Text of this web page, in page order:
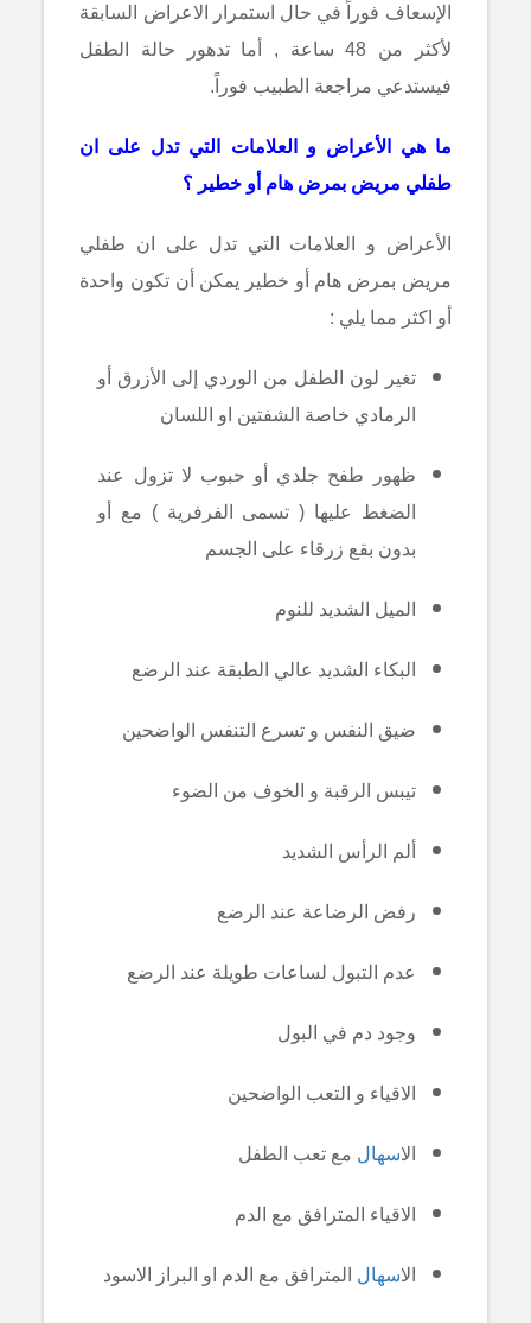
الإسعاف فوراً في حال استمرار الاعراض السابقة
لأكثر من 48 ساعة , أما تدهور حالة الطفل
فيستدعي مراجعة الطبيب فوراً.
ما هي الأعراض و العلامات التي تدل على ان
طفلي مريض بمرض هام أو خطير ؟
الأعراض و العلامات التي تدل على ان طفلي
مريض بمرض هام أو خطير يمكن أن تكون واحدة
أو اكثر مما يلي :
تغير لون الطفل من الوردي إلى الأزرق أو
الرمادي خاصة الشفتين او اللسان
ظهور طفح جلدي أو حبوب لا تزول عند
الضغط عليها ( تسمى الفرفرية ) مع أو
بدون بقع زرقاء على الجسم
الميل الشديد للنوم
البكاء الشديد عالي الطبقة عند الرضع
ضيق النفس و تسرع التنفس الواضحين
تيبس الرقبة و الخوف من الضوء
ألم الرأس الشديد
رفض الرضاعة عند الرضع
عدم التبول لساعات طويلة عند الرضع
وجود دم في البول
الاقياء و التعب الواضحين
الاسهال مع تعب الطفل
الاقياء المترافق مع الدم
الاسهال المترافق مع الدم او البراز الاسود